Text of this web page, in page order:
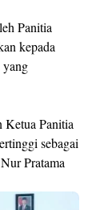
Panitia
kepada
yang
Ketua Panitia
sebagai
Pratama